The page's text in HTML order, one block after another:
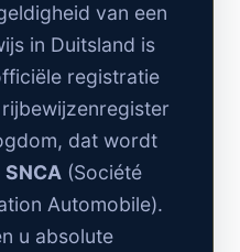
van een
in Duitsland is
registratie
dat wordt
SNCA(Société
Automobile).
u absolute